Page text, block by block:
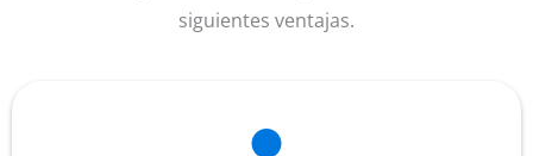
siguientes ventajas.